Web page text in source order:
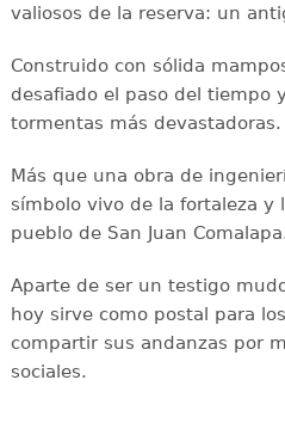
valiosos de la reserva: un
Construido con sólida
desafiado el paso del tiempo
tormentas más devastadoras.
Más que una obra de
símbolo vivo de la fortaleza y
pueblo de San Juan
Aparte de ser un testigo
hoy sirve como postal para
compartir sus andanzas por
sociales.